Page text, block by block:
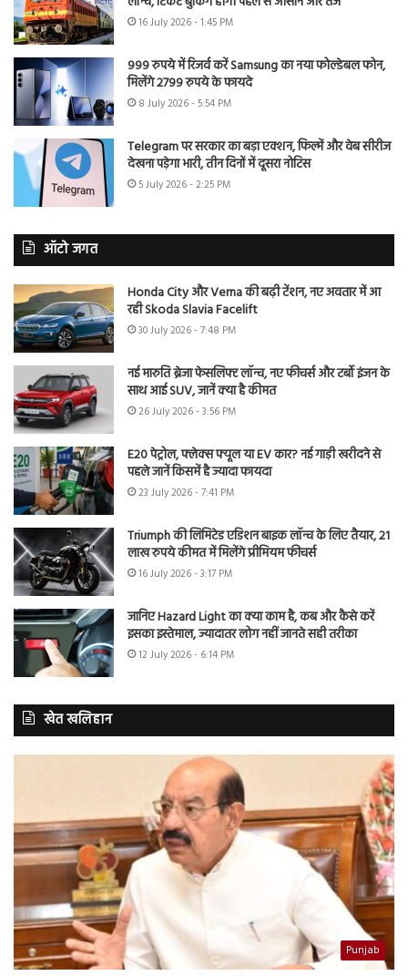
16 July 2026 - 1:45 PM
999 रुपये में रिजर्व करें Samsung का नया फोल्डेबल फोन,
मिलेंगे 2799 रुपये के फायदे
8 July 2026 - 5:54 PM
Telegram पर सरकार का बड़ा एक्शन, फिल्में और वेब सीरीज
देखना पड़ेगा भारी, तीन दिनों में दूसरा नोटिस
5 July 2026 - 2:25 PM
ऑटो जगत
Honda City और Verna की बढ़ी टेंशन, नए अवतार में आ
रही Skoda Slavia Facelift
30 July 2026 - 7:48 PM
नई मारुति ब्रेजा फेसलिफ्ट लॉन्च, नए फीचर्स और टर्बो इंजन के
साथ आई SUV, जानें क्या है कीमत
26 July 2026 - 3:56 PM
E20 पेट्रोल, फ्लेक्स फ्यूल या EV कार? नई गाड़ी खरीदने से
पहले जानें किसमें है ज्यादा फायदा
23 July 2026 - 7:41 PM
Triumph की लिमिटेड एडिशन बाइक लॉन्च के लिए तैयार, 21
लाख रुपये कीमत में मिलेंगे प्रीमियम फीचर्स
16 July 2026 - 3:17 PM
जानिए Hazard Light का क्या काम है, कब और कैसे करें
इसका इस्तेमाल, ज्यादातर लोग नहीं जानते सही तरीका
12 July 2026 - 6:14 PM
खेत खलिहान
Punjab